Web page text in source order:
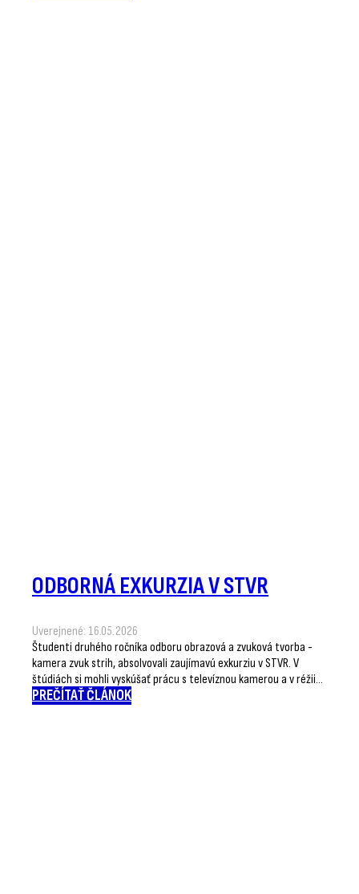
ODBORNÁ EXKURZIA V STVR
Uverejnené: 16.05.2026
Študenti druhého ročníka odboru obrazová a zvuková tvorba -
kamera zvuk strih, absolvovali zaujímavú exkurziu v STVR. V
štúdiách si mohli vyskúšať prácu s televíznou kamerou a v réžii…
PREČÍTAŤ ČLÁNOK